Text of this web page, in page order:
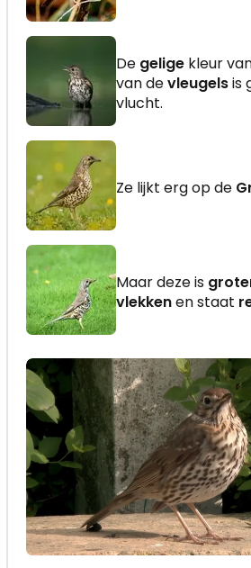
De gelige kleur
van devleugelsis
vlucht.
Ze lijkt erg op de
Maar deze is
vlekkenen staat